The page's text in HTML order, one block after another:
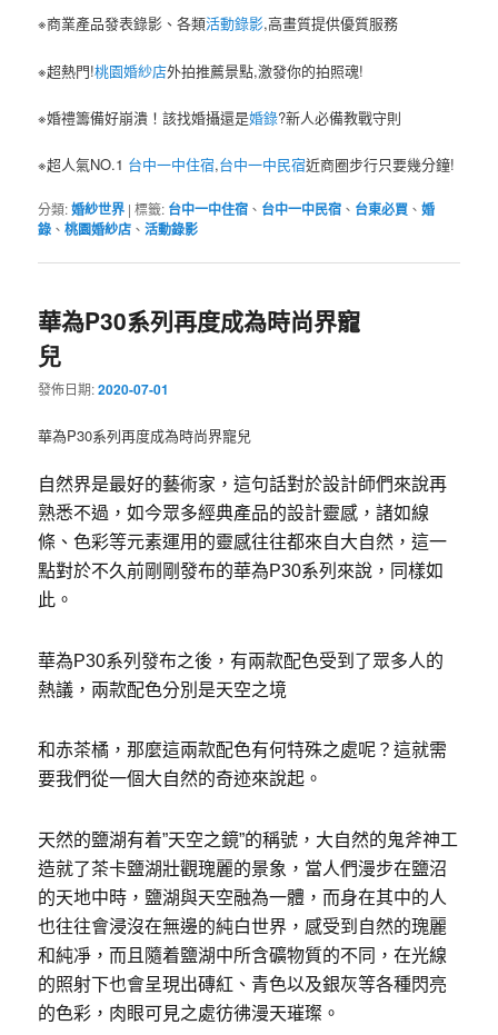
※商業產品發表錄影、各類活動錄影,高畫質提供優質服務
※超熱門!桃園婚紗店外拍推薦景點,激發你的拍照魂!
※婚禮籌備好崩潰！該找婚攝還是婚錄?新人必備教戰守則
※超人氣NO.1 台中一中住宿,台中一中民宿近商圈步行只要幾分鐘!
分類:婚紗世界 |標籤: 台中一中住宿 、 台中一中民宿 、 台東必買 、婚
錄 、桃園婚紗店 、活動錄影
華為P30系列再度成為時尚界寵
兒
發佈日期:2020-07-01
華為P30系列再度成為時尚界寵兒
自然界是最好的藝術家，這句話對於設計師們來說再
熟悉不過，如今眾多經典產品的設計靈感，諸如線
條、色彩等元素運用的靈感往往都來自大自然，這一
點對於不久前剛剛發布的華為P30系列來說，同樣如
此。
華為P30系列發布之後，有兩款配色受到了眾多人的
熱議，兩款配色分別是天空之境
和赤茶橘，那麼這兩款配色有何特殊之處呢？這就需
要我們從一個大自然的奇迹來說起。
天然的鹽湖有着”天空之鏡”的稱號，大自然的鬼斧神工
造就了茶卡鹽湖壯觀瑰麗的景象，當人們漫步在鹽沼
的天地中時，鹽湖與天空融為一體，而身在其中的人
也往往會浸沒在無邊的純白世界，感受到自然的瑰麗
和純凈，而且隨着鹽湖中所含礦物質的不同，在光線
的照射下也會呈現出磚紅、青色以及銀灰等各種閃亮
的色彩，肉眼可見之處彷彿漫天璀璨。